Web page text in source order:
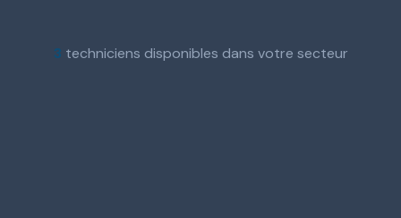
3 techniciens disponibles dans votre secteur